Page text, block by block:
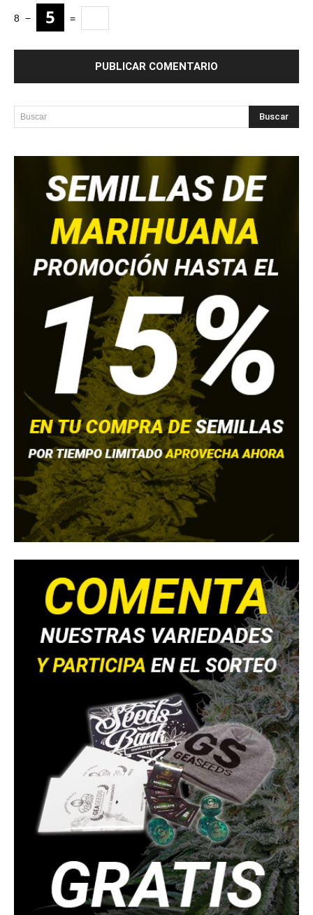
8 − =
Buscar Buscar